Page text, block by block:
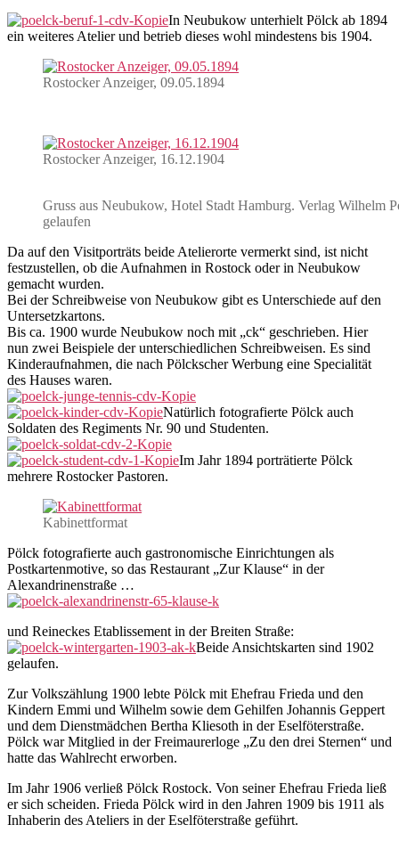
In Neubukow unterhielt Pölck ab 1894
ein weiteres Atelier und betrieb dieses wohl mindestens bis 1904.
Rostocker Anzeiger, 09.05.1894
Rostocker Anzeiger, 16.12.1904
Gruss aus Neubukow, Hotel Stadt Hamburg. Verlag Wilhelm
gelaufen
Da auf den Visitporträts beide Atelierorte vermerkt sind, ist nicht
festzustellen, ob die Aufnahmen in Rostock oder in Neubukow
gemacht wurden.
Bei der Schreibweise von Neubukow gibt es Unterschiede auf den
Untersetzkartons.
Bis ca. 1900 wurde Neubukow noch mit „ck“ geschrieben. Hier
nun zwei Beispiele der unterschiedlichen Schreibweisen. Es sind
Kinderaufnahmen, die nach Pölckscher Werbung eine Specialität
des Hauses waren.
Natürlich fotografierte Pölck auch
Soldaten des Regiments Nr. 90 und Studenten.
Im Jahr 1894 porträtierte Pölck
mehrere Rostocker Pastoren.
Kabinettformat
Pölck fotografierte auch gastronomische Einrichtungen als
Postkartenmotive, so das Restaurant „Zur Klause“ in der
Alexandrinenstraße …
und Reineckes Etablissement in der Breiten Straße:
Beide Ansichtskarten sind 1902
gelaufen.
Zur Volkszählung 1900 lebte Pölck mit Ehefrau Frieda und den
Kindern Emmi und Wilhelm sowie dem Gehilfen Johannis Geppert
und dem Dienstmädchen Bertha Kliesoth in der Eselföterstraße.
Pölck war Mitglied in der Freimaurerloge „Zu den drei Sternen“ und
hatte das Wahlrecht erworben.
Im Jahr 1906 verließ Pölck Rostock. Von seiner Ehefrau Frieda ließ
er sich scheiden. Frieda Pölck wird in den Jahren 1909 bis 1911 als
Inhaberin des Ateliers in der Eselföterstraße geführt.